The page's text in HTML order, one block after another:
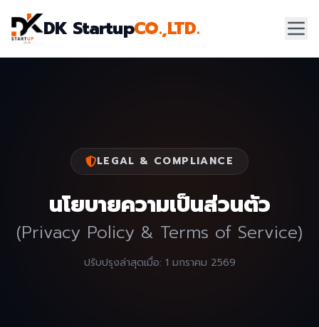
DK StartupCO.,LTD.
LEGAL & COMPLIANCE
นโยบายความเป็นส่วนตัว
(Privacy Policy & Terms of Service)
ปรับปรุงล่าสุดเมื่อ: 1 มกราคม 2569